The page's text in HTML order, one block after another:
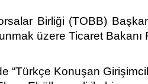
Birliği (TOBB)
üzere Ticaret
“Türkçe Konuşan